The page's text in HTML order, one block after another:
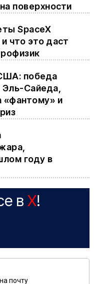
поверхности
SpaceX
что это даст
победа
Сайеда,
«фантому» и
году в
в X!